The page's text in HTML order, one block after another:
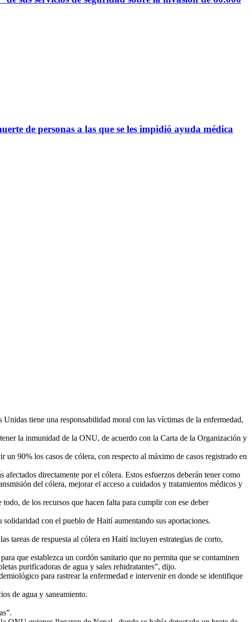
de personas a las que se les impidió ayuda médica
tiene una responsabilidad moral con las víctimas de la enfermedad,
la inmunidad de la ONU, de acuerdo con la Carta de la Organización y
90% los casos de cólera, con respecto al máximo de casos registrado en
directamente por el cólera. Estos esfuerzos deberán tener como
del cólera, mejorar el acceso a cuidados y tratamientos médicos y
de los recursos que hacen falta para cumplir con ese deber
con el pueblo de Haití aumentando sus aportaciones.
de respuesta al cólera en Haití incluyen estrategias de corto,
que establezca un cordón sanitario que no permita que se contaminen
purificadoras de agua y sales rehidratantes”, dijo.
para rastrear la enfermedad e intervenir en donde se identifique
de agua y saneamiento.